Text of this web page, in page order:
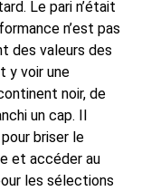
Le pari n’était
n’est pas
des valeurs des
y voir une
noir, de
un cap. Il
briser le
et accéder au
les sélections